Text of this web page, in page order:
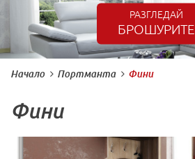
РАЗГЛЕДАЙ
БРОШУРИТЕ
Начало Портманта Фини
Фини